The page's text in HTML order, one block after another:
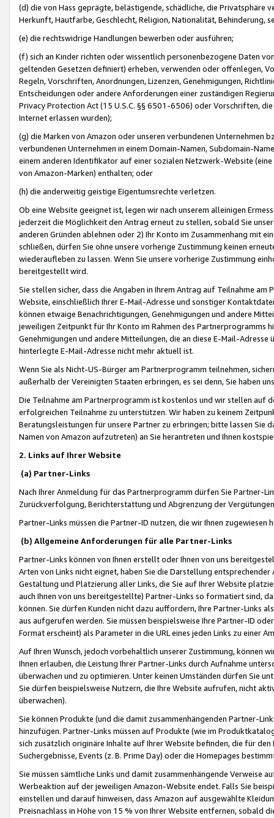
(d) die von Hass geprägte, belästigende, schädliche, die Privatsphäre
Herkunft, Hautfarbe, Geschlecht, Religion, Nationalität, Behinderung,
(e) die rechtswidrige Handlungen bewerben oder ausführen;
(f) sich an Kinder richten oder wissentlich personenbezogene Daten
geltenden Gesetzen definiert) erheben, verwenden oder offenlegen,
Regeln, Vorschriften, Anordnungen, Lizenzen, Genehmigungen,
Entscheidungen oder andere Anforderungen einer zuständigen
Privacy Protection Act (15 U.S.C. §§ 6501-6506) oder Vorschriften,
Internet erlassen wurden);
(g) die Marken von Amazon oder unseren verbundenen Unternehmen
verbundenen Unternehmen in einem Domain-Namen, Subdomain-
einem anderen Identifikator auf einer sozialen Netzwerk-Website
von Amazon-Marken) enthalten; oder
(h) die anderweitig geistige Eigentumsrechte verletzen.
Ob eine Website geeignet ist, legen wir nach unserem alleinigen
jederzeit die Möglichkeit den Antrag erneut zu stellen, sobald Sie
anderen Gründen ablehnen oder 2) Ihr Konto im Zusammenhang mit
schließen, dürfen Sie ohne unsere vorherige Zustimmung keinen
wiederaufleben zu lassen. Wenn Sie unsere vorherige Zustimmung
bereitgestellt wird.
Sie stellen sicher, dass die Angaben in Ihrem Antrag auf Teilnahme
Website, einschließlich Ihrer E-Mail-Adresse und sonstiger
können etwaige Benachrichtigungen, Genehmigungen und andere
jeweiligen Zeitpunkt für Ihr Konto im Rahmen des Partnerprogramms
Genehmigungen und andere Mitteilungen, die an diese E-Mail-
hinterlegte E-Mail-Adresse nicht mehr aktuell ist.
Wenn Sie als Nicht-US-Bürger am Partnerprogramm teilnehmen,
außerhalb der Vereinigten Staaten erbringen, es sei denn, Sie haben
Die Teilnahme am Partnerprogramm ist kostenlos und wir stellen auf
erfolgreichen Teilnahme zu unterstützen. Wir haben zu keinem
Beratungsleistungen für unsere Partner zu erbringen; bitte lassen Sie
Namen von Amazon aufzutreten) an Sie herantreten und Ihnen
2. Links auf Ihrer Website
(a) Partner-Links
Nach Ihrer Anmeldung für das Partnerprogramm dürfen Sie Partner-
Zurückverfolgung, Berichterstattung und Abgrenzung der
Partner-Links müssen die Partner-ID nutzen, die wir Ihnen zugewiesen
(b) Allgemeine Anforderungen für alle Partner-Links
Partner-Links können von Ihnen erstellt oder Ihnen von uns
Arten von Links nicht eignet, haben Sie die Darstellung
Gestaltung und Platzierung aller Links, die Sie auf Ihrer Website
auch Ihnen von uns bereitgestellte) Partner-Links so formatiert sind,
können. Sie dürfen Kunden nicht dazu auffordern, Ihre Partner-Links
aus aufgerufen werden. Sie müssen beispielsweise Ihre Partner-ID
Format erscheint) als Parameter in die URL eines jeden Links zu einer
Auf Ihren Wunsch, jedoch vorbehaltlich unserer Zustimmung, können
Ihnen erlauben, die Leistung Ihrer Partner-Links durch Aufnahme
überwachen und zu optimieren. Unter keinen Umständen dürfen Sie
Sie dürfen beispielsweise Nutzern, die Ihre Website aufrufen, nicht
überwachen).
Sie können Produkte (und die damit zusammenhängenden Partner-
hinzufügen. Partner-Links müssen auf Produkte (wie im
sich zusätzlich originäre Inhalte auf Ihrer Website befinden, die für
Suchergebnisse, Events (z. B. Prime Day) oder die Homepages
Sie müssen sämtliche Links und damit zusammenhängende
Werbeaktion auf der jeweiligen Amazon-Website endet. Falls Sie
einstellen und darauf hinweisen, dass Amazon auf ausgewählte
Preisnachlass in Höhe von 15 % von Ihrer Website entfernen, sobald